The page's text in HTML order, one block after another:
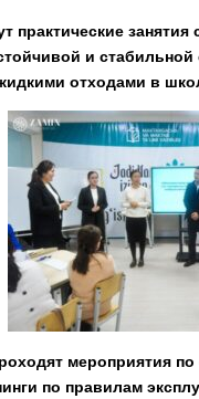
занятия
и стабильной
отходами в
мероприятия
по правилам